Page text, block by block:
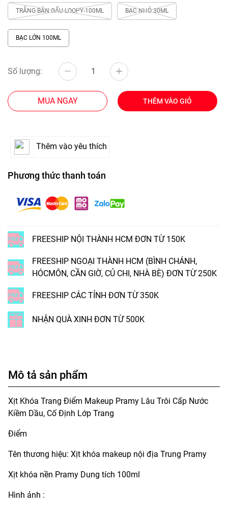
TRẮNG BẢN GẤU LOOPY-100ML BẠC NHỎ 30ML
BẠC LỚN 100ML
Số lượng:
MUA NGAY THÊM VÀO GIỎ
Thêm vào yêu thích
Phương thức thanh toán
FREESHIP NỘI THÀNH HCM ĐƠN TỪ 150K
FREESHIP NGOẠI THÀNH HCM (BÌNH CHÁNH,
HÓCMÔN, CẦN GIỜ, CỦ CHI, NHÀ BÈ) ĐƠN TỪ 250K
FREESHIP CÁC TỈNH ĐƠN TỪ 350K
NHẬN QUÀ XINH ĐƠN TỪ 500K
Mô tả sản phẩm
Xịt Khóa Trang Điểm Makeup Pramy Lâu Trôi Cấp Nước
Kiềm Dầu, Cố Định Lớp Trang
Điểm
Tên thương hiệu: Xịt khóa makeup nội địa Trung Pramy
Xịt khóa nền Pramy Dung tích 100ml
Hình ảnh :